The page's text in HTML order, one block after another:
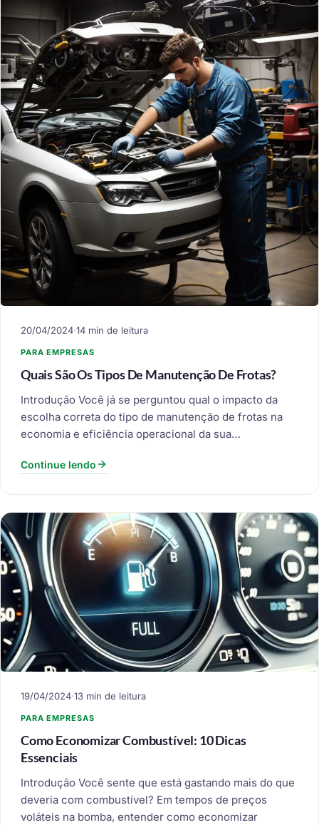
20/04/2024·14 min de leitura
PARA EMPRESAS
Quais São Os Tipos De Manutenção De Frotas?
Introdução Você já se perguntou qual o impacto da
escolha correta do tipo de manutenção de frotas na
economia e eficiência operacional da sua…
Continue lendo
19/04/2024·13 min de leitura
PARA EMPRESAS
Como Economizar Combustível: 10 Dicas
Essenciais
Introdução Você sente que está gastando mais do que
deveria com combustível? Em tempos de preços
voláteis na bomba, entender como economizar